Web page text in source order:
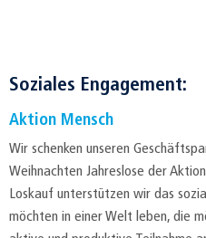
Soziales Engagement:
Aktion Mensch
Wir schenken unseren
Weihnachten Jahreslose der
Loskauf unterstützen wir das
möchten in einer Welt leben, die